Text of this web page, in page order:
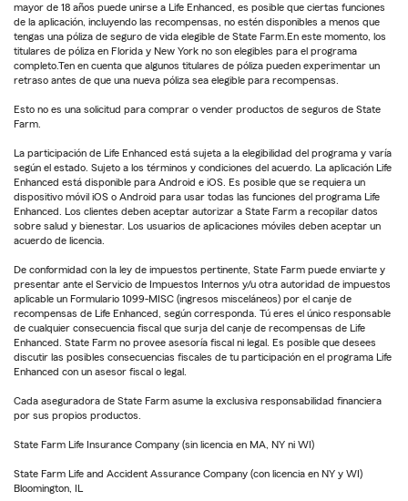
mayor de 18 años puede unirse a Life Enhanced, es posible que ciertas funciones
de la aplicación, incluyendo las recompensas, no estén disponibles a menos que
tengas una póliza de seguro de vida elegible de State Farm.En este momento, los
titulares de póliza en Florida y New York no son elegibles para el programa
completo.Ten en cuenta que algunos titulares de póliza pueden experimentar un
retraso antes de que una nueva póliza sea elegible para recompensas.
Esto no es una solicitud para comprar o vender productos de seguros de State
Farm.
La participación de Life Enhanced está sujeta a la elegibilidad del programa y varía
según el estado. Sujeto a los términos y condiciones del acuerdo. La aplicación Life
Enhanced está disponible para Android e iOS. Es posible que se requiera un
dispositivo móvil iOS o Android para usar todas las funciones del programa Life
Enhanced. Los clientes deben aceptar autorizar a State Farm a recopilar datos
sobre salud y bienestar. Los usuarios de aplicaciones móviles deben aceptar un
acuerdo de licencia.
De conformidad con la ley de impuestos pertinente, State Farm puede enviarte y
presentar ante el Servicio de Impuestos Internos y/u otra autoridad de impuestos
aplicable un Formulario 1099-MISC (ingresos misceláneos) por el canje de
recompensas de Life Enhanced, según corresponda. Tú eres el único responsable
de cualquier consecuencia fiscal que surja del canje de recompensas de Life
Enhanced. State Farm no provee asesoría fiscal ni legal. Es posible que desees
discutir las posibles consecuencias fiscales de tu participación en el programa Life
Enhanced con un asesor fiscal o legal.
Cada aseguradora de State Farm asume la exclusiva responsabilidad financiera
por sus propios productos.
State Farm Life Insurance Company (sin licencia en MA, NY ni WI)
State Farm Life and Accident Assurance Company (con licencia en NY y WI)
Bloomington, IL